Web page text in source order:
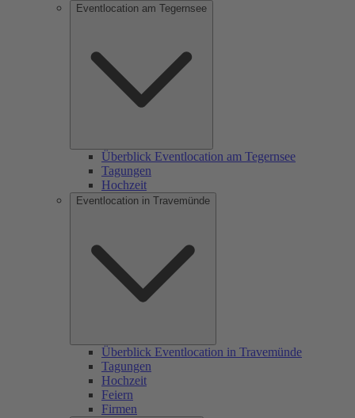
Eventlocation am Tegernsee
Überblick Eventlocation am Tegernsee
Tagungen
Hochzeit
Eventlocation in Travemünde
Überblick Eventlocation in Travemünde
Tagungen
Hochzeit
Feiern
Firmen